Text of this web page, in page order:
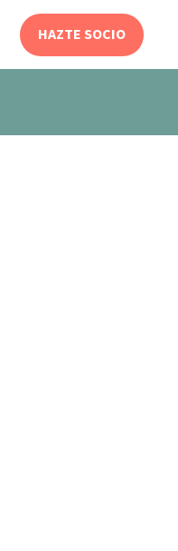
HAZTE SOCIO